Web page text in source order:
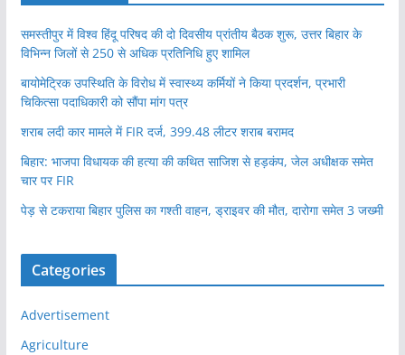
समस्तीपुर में विश्व हिंदू परिषद की दो दिवसीय प्रांतीय बैठक शुरू, उत्तर बिहार के
विभिन्न जिलों से 250 से अधिक प्रतिनिधि हुए शामिल
बायोमेट्रिक उपस्थिति के विरोध में स्वास्थ्य कर्मियों ने किया प्रदर्शन, प्रभारी
चिकित्सा पदाधिकारी को सौंपा मांग पत्र
शराब लदी कार मामले में FIR दर्ज, 399.48 लीटर शराब बरामद
बिहार: भाजपा विधायक की हत्या की कथित साजिश से हड़कंप, जेल अधीक्षक समेत
चार पर FIR
पेड़ से टकराया बिहार पुलिस का गश्ती वाहन, ड्राइवर की मौत, दारोगा समेत 3 जख्मी
Categories
Advertisement
Agriculture